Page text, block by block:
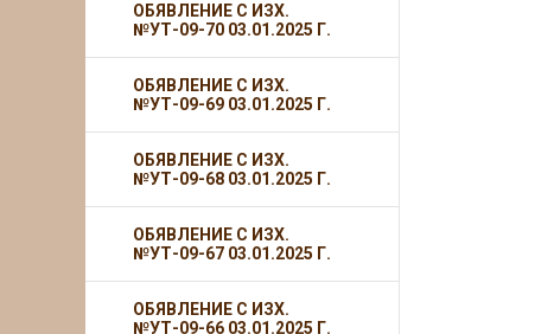
ОБЯВЛЕНИЕ С ИЗХ.
№УТ-09-70 03.01.2025 Г.
ОБЯВЛЕНИЕ С ИЗХ.
№УТ-09-69 03.01.2025 Г.
ОБЯВЛЕНИЕ С ИЗХ.
№УТ-09-68 03.01.2025 Г.
ОБЯВЛЕНИЕ С ИЗХ.
№УТ-09-67 03.01.2025 Г.
ОБЯВЛЕНИЕ С ИЗХ.
№УТ-09-66 03.01.2025 Г.